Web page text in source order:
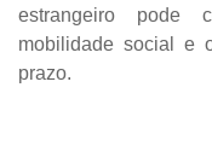
estrangeiro pode
mobilidade social e
prazo.